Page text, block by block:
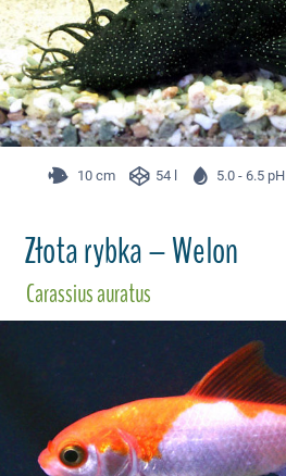
10 cm 54 l 5.0 - 6.5 pH
Złota rybka – Welon
Carassius auratus